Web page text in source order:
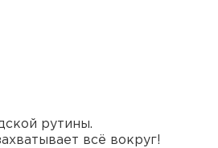
рутины.
всё вокруг!